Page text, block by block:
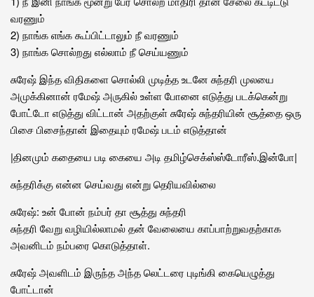
வரணும்
2) நாங்க எங்க கூப்பிட்டாலும் நீ வரணும்
3) நாங்க சொல்றது எல்லாம் நீ செய்யணும்
சுரேஷ் இந்த விதிகளை சொல்லி முடித்த உடனே சுந்தரி முலயை
அமுக்கினான் ரமேஷ் அருகில் உள்ள போனை எடுத்து படக்கென்று
போட்டோ எடுத்து விட்டான் அதற்குள் சுரேஷ் சுந்தரியின் சூத்தை ஒரு
பிசை பிசைந்தான் இதையும் ரமேஷ் படம் எடுத்தான்
|தினமும் கதையை படி கையை அடி தமிழ்செக்ஸ்ஸ்டோரீஸ்.இன்போ|
சுந்தரிக்கு என்ன செய்வது என்று தெரியவில்லை
சுரேஷ்: உன் போன் நம்பர் தா சூத்து சுந்தரி
சுந்தரி வேறு வழியில்லாமல் தன் வேலையை காப்பாற்றுவதற்காக
அவனிடம் நம்பரை கொடுத்தாள்.
சுரேஷ் அவளிடம் இருந்த அந்த லெட்டரை புடிங்கி கையெழுத்து
போட்டான்